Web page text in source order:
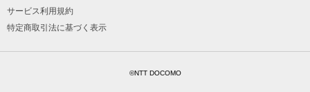
サービス利用規約
特定商取引法に基づく表示
©NTT DOCOMO